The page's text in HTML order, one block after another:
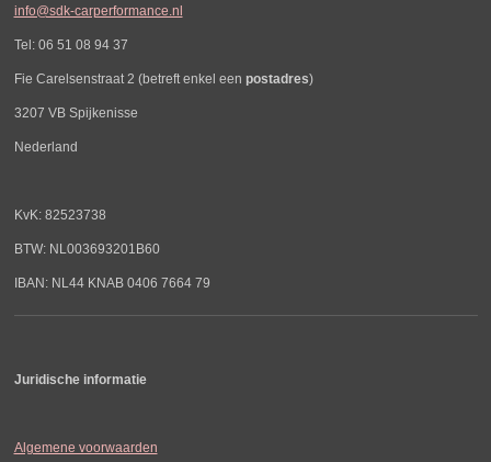
info@sdk-carperformance.nl
Tel: 06 51 08 94 37
Fie Carelsenstraat 2 (betreft enkel een postadres)
3207 VB Spijkenisse
Nederland
KvK: 82523738
BTW: NL003693201B60
IBAN: NL44 KNAB 0406 7664 79
Juridische informatie
Algemene voorwaarden